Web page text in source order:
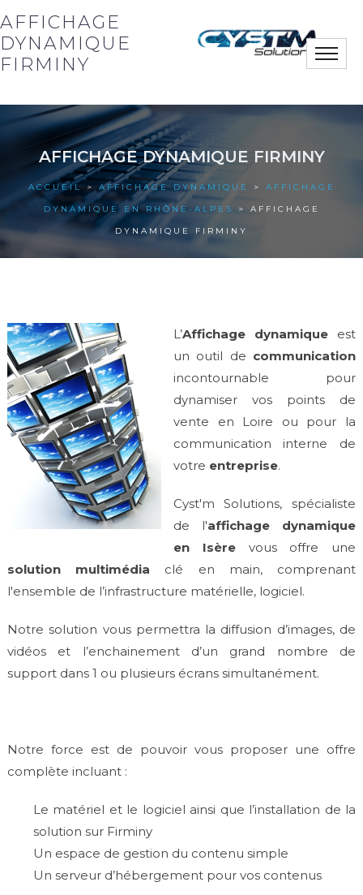
AFFICHAGE
DYNAMIQUE
FIRMINY
Notre société
Nos solutions
Nos actus
Nos références
Toggle
AFFICHAGE DYNAMIQUE FIRMINY
ACCUEIL > AFFICHAGE DYNAMIQUE > AFFICHAGE
DYNAMIQUE EN RHÔNE-ALPES > AFFICHAGE
DYNAMIQUE FIRMINY
L’Affichage dynamique est
un outil de communication
incontournable pour
dynamiser vos points de
vente en Loire ou pour la
communication interne de
votre entreprise.
Cyst'm Solutions, spécialiste
de l'affichage dynamique
en Isèrevous offre une
solution multimédia clé en main, comprenant
l'ensemble de l’infrastructure matérielle, logiciel.
Notre solution vous permettra la diffusion d’images, de
vidéos et l’enchainement d’un grand nombre de
support dans 1 ou plusieurs écrans simultanément.
Notre force est de pouvoir vous proposer une offre
complète incluant :
Le matériel et le logiciel ainsi que l’installation de la
solution sur Firminy
Un espace de gestion du contenu simple
Un serveur d’hébergement pour vos contenus